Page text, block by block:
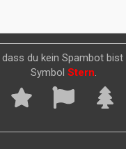
du kein Spambot bist
Symbol Stern.